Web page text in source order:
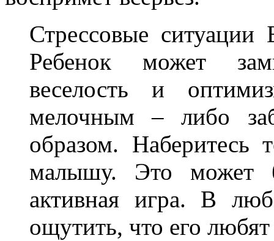
Стрессовые ситуации
Ребенок может
веселость и
мелочным – либо
образом.
малышу. Это может
активная игра. В
ощутить, что его